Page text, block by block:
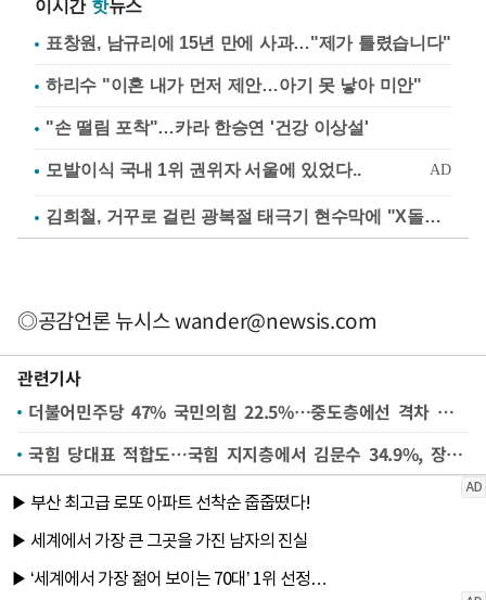
이시간 핫뉴스
표창원, 남규리에 15년 만에 사과…"제가 틀렸습니다"
하리수 "이혼 내가 먼저 제안…아기 못 낳아 미안"
"손 떨림 포착"…카라 한승연 '건강 이상설'
김희철, 거꾸로 걸린 광복절 태극기 현수막에 "X돌았네"
◎공감언론 뉴시스wander@newsis.com
관련기사
더불어민주당 47% 국민의힘 22.5%…중도층에선 격차 더 커져[에이스리서치]
국힘 당대표 적합도…국힘 지지층에서 김문수 34.9%, 장동혁 19.8%, 조경태 11.0%[에이스리서치]